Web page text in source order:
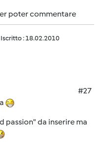
poter commentare
Iscritto : 18.02.2010
#27
passion" da inserire ma